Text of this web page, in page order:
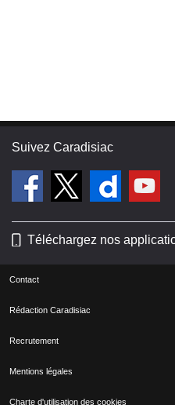
Suivez Caradisiac
Téléchargez nos
Contact
Rédaction Caradisiac
Recrutement
Mentions légales
Charte d'utilisation des cookies